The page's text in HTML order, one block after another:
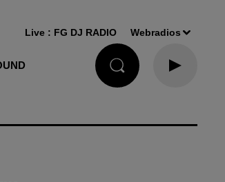
Live : FG DJ RADIO Webradios